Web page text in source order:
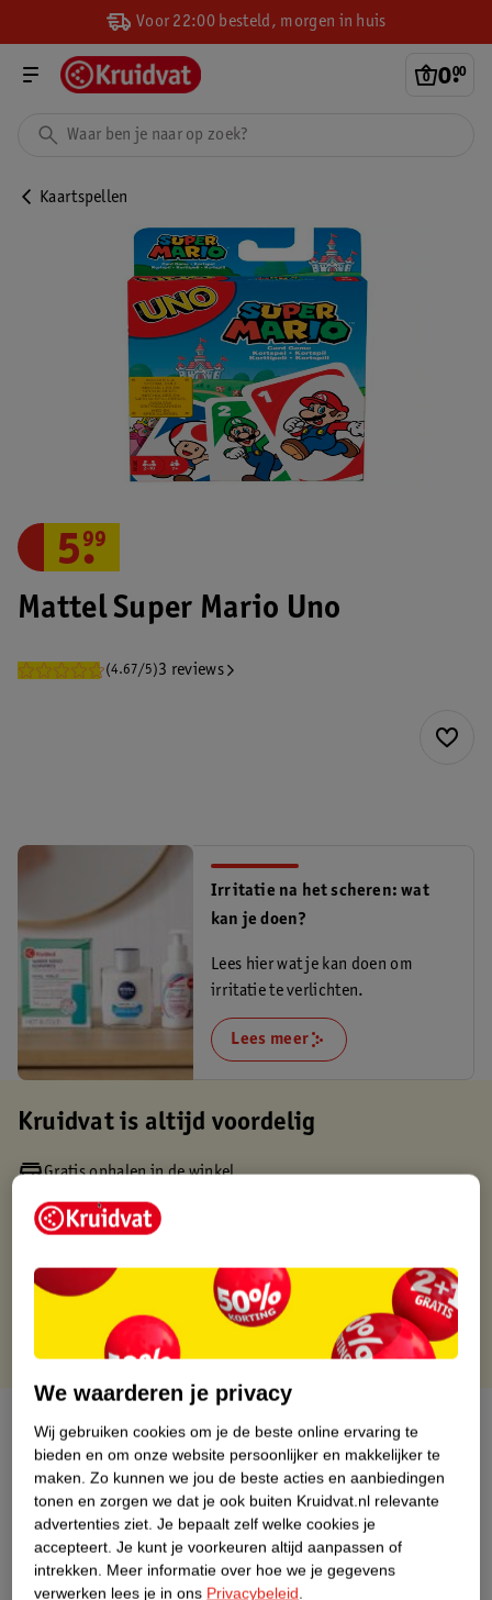
Voor 22:00 besteld, morgen in huis
0.
00
Kaartspellen
Mattel Super Mario Uno
(4.67/5)3 reviews
5.
99
Irritatie na het scheren: wat
kan je doen?
Lees hier wat je kan doen om
irritatie te verlichten.
Lees meer
Kruidvat is altijd voordelig
Gratis ophalen in de winkel
Op werkdagen voor 22:00 uur besteld, volgende dag in huis
Gratis thuisbezorgd vanaf 50.00
Gratis punten met je Kruidvat kaart
Over dit product
Productinformatie
Etiketinformatie
We waarderen je privacy
Wij gebruiken cookies om je de beste online ervaring te
bieden en om onze website persoonlijker en makkelijker te
maken. Zo kunnen we jou de beste acties en aanbiedingen
tonen en zorgen we dat je ook buiten Kruidvat.nl relevante
advertenties ziet. Je bepaalt zelf welke cookies je
accepteert. Je kunt je voorkeuren altijd aanpassen of
intrekken. Meer informatie over hoe we je gegevens
verwerken lees je in ons Privacybeleid.